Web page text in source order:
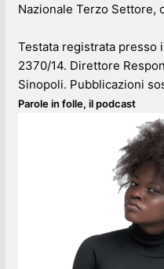
Nazionale Terzo Settore,
Testata registrata presso
2370/14. Direttore
Sinopoli. Pubblicazioni
Parole in folle, il podcast